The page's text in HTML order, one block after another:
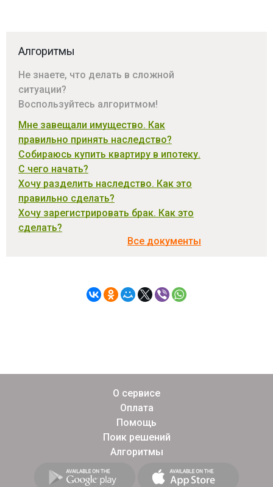
Алгоритмы
Не знаете, что делать в сложной
ситуации?
Воспользуйтесь алгоритмом!
Мне завещали имущество. Как
правильно принять наследство?
Собираюсь купить квартиру в ипотеку.
С чего начать?
Хочу разделить наследство. Как это
правильно сделать?
Хочу зарегистрировать брак. Как это
сделать?
Все документы
О сервисе
Оплата
Помощь
Поик решений
Алгоритмы